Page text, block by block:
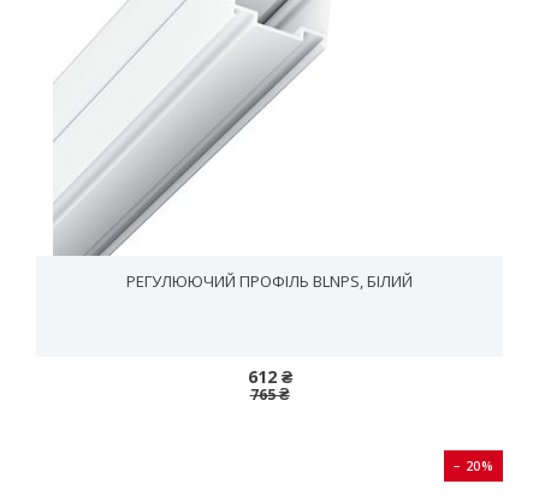
РЕГУЛЮЮЧИЙ ПРОФІЛЬ BLNPS, БІЛИЙ
612 ₴
765 ₴
− 20%